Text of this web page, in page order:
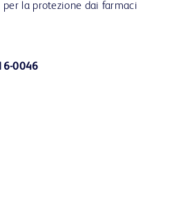
per la protezione dai farmaci